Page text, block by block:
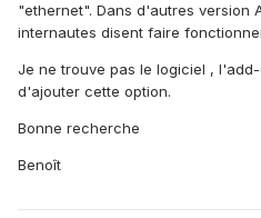
"ethernet". Dans d'autres version
internautes disent faire
Je ne trouve pas le logiciel ,
d'ajouter cette option.
Bonne recherche
Benoît